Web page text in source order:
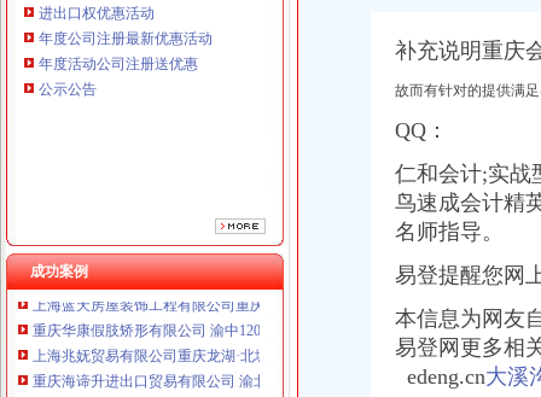
进出口权优惠活动
年度公司注册最新优惠活动
年度活动公司注册送优惠
公示公告
成功案例
重庆海谛升进出口贸易有限公司 渝北100万 （进出口权）
重庆谦如福商贸有限公司 渝南3万 （公司转让）
重庆斯苔登托生物科技有限公司 渝南10万 （工商注册）
上海蓝天房屋装饰工程有限公司重庆分公司 渝北 （工商注册）
重庆华康假肢矫形有限公司 渝中120万 （增资）
上海兆妩贸易有限公司重庆龙湖·北城天街分公司 （工商注册）
重庆海谛升进出口贸易有限公司 渝北100万 （进出口权）
重庆铭博投资咨询有限公司
补充说明重庆
故而有针对的提供满
QQ：
仁和会计;实战
鸟速成会计精
名师指导。
易登提醒您网
本信息为网友
易登网更多相
edeng.cn大溪